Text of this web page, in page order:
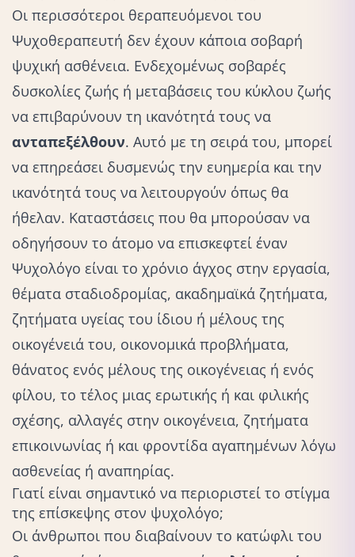
Οι περισσότεροι θεραπευόμενοι του
Ψυχοθεραπευτή δεν έχουν κάποια σοβαρή
ψυχική ασθένεια. Ενδεχομένως σοβαρές
δυσκολίες ζωής ή μεταβάσεις του κύκλου ζωής
να επιβαρύνουν τη ικανότητά τους να
ανταπεξέλθουν. Αυτό με τη σειρά του, μπορεί
να επηρεάσει δυσμενώς την ευημερία και την
ικανότητά τους να λειτουργούν όπως θα
ήθελαν. Καταστάσεις που θα μπορούσαν να
οδηγήσουν το άτομο να επισκεφτεί έναν
Ψυχολόγο είναι το χρόνιο άγχος στην εργασία,
θέματα σταδιοδρομίας, ακαδημαϊκά ζητήματα,
ζητήματα υγείας του ίδιου ή μέλους της
οικογένειά του, οικονομικά προβλήματα,
θάνατος ενός μέλους της οικογένειας ή ενός
φίλου, το τέλος μιας ερωτικής ή και φιλικής
σχέσης, αλλαγές στην οικογένεια, ζητήματα
επικοινωνίας ή και φροντίδα αγαπημένων λόγω
ασθενείας ή αναπηρίας.
Γιατί είναι σημαντικό να περιοριστεί το στίγμα
της επίσκεψης στον ψυχολόγο;
Οι άνθρωποι που διαβαίνουν το κατώφλι του